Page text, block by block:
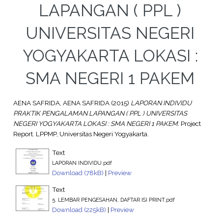
LAPANGAN ( PPL )
UNIVERSITAS NEGERI
YOGYAKARTA LOKASI :
SMA NEGERI 1 PAKEM
AENA SAFRIDA, AENA SAFRIDA(2015) LAPORAN INDIVIDU
PRAKTIK PENGALAMAN LAPANGAN ( PPL ) UNIVERSITAS
NEGERI YOGYAKARTA LOKASI : SMA NEGERI 1 PAKEM. Project
Report. LPPMP, Universitas Negeri Yogyakarta.
Text
LAPORAN INDIVIDU.pdf
Download (78kB) | Preview
Text
5. LEMBAR PENGESAHAN, DAFTAR ISI PRINT.pdf
Download (225kB) | Preview